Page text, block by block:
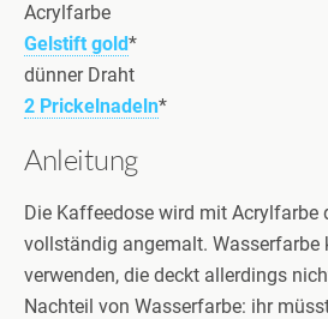
Acrylfarbe
Gelstift gold*
dünner Draht
2 Prickelnadeln*
Anleitung
Die Kaffeedose wird mit Acrylfarbe
vollständig angemalt. Wasserfarbe
verwenden, die deckt allerdings
Nachteil von Wasserfarbe: ihr